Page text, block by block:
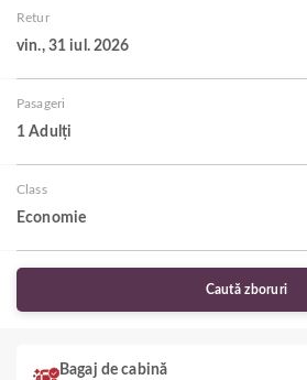
Retur
vin., 31 iul. 2026
Pasageri
1 Adulți
Class
Economie
Caută zboruri
Bagaj de cabină